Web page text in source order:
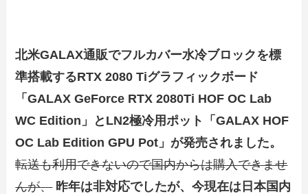
北米GALAX通販でフルカバー水冷ブロックを標
準搭載するRTX 2080 Tiグラフィックボード
「GALAX GeForce RTX 2080Ti HOF OC Lab
WC Edition」とLN2極冷用ポット「GALAX HOF
OC Lab Edition GPU Pot」が発売されました。
転送も利用できないので国内からは購入できませ
んが、 昨年は非対応でしたが、今現在は日本国内